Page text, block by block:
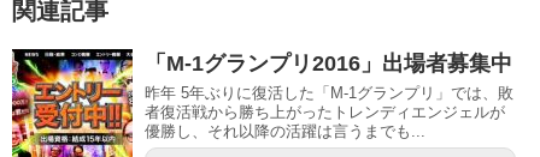
関連記事
「M-1グランプリ2016」出場者募集中
昨年 5年ぶりに復活した「M-1グランプリ」では、敗
者復活戦から勝ち上がったトレンディエンジェルが
優勝し、それ以降の活躍は言うまでも...